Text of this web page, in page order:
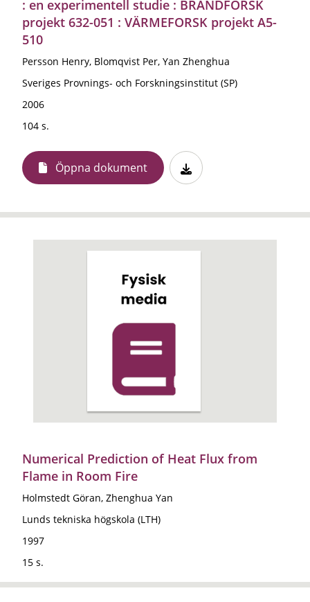
: en experimentell studie : BRANDFORSK
projekt 632-051 : VÄRMEFORSK projekt A5-
510
Persson Henry, Blomqvist Per, Yan Zhenghua
Sveriges Provnings- och Forskningsinstitut (SP)
2006
104 s.
Öppna dokument
Numerical Prediction of Heat Flux from
Flame in Room Fire
Holmstedt Göran, Zhenghua Yan
Lunds tekniska högskola (LTH)
1997
15 s.